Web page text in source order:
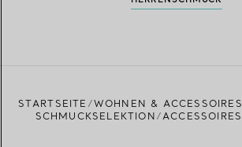
STARTSEITE WOHNEN & ACCESSOIRES
SCHMUCKSELEKTION